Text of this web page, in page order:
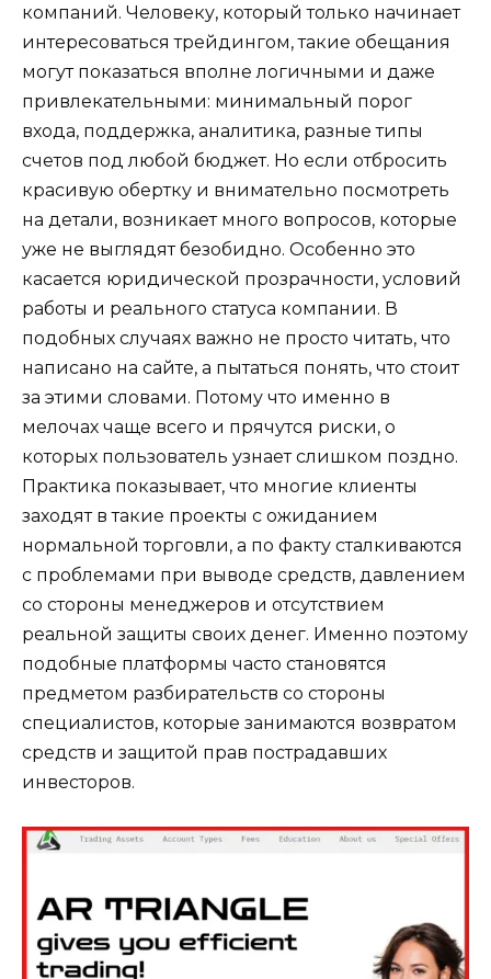
компаний. Человеку, который только начинает
интересоваться трейдингом, такие обещания
могут показаться вполне логичными и даже
привлекательными: минимальный порог
входа, поддержка, аналитика, разные типы
счетов под любой бюджет. Но если отбросить
красивую обертку и внимательно посмотреть
на детали, возникает много вопросов, которые
уже не выглядят безобидно. Особенно это
касается юридической прозрачности, условий
работы и реального статуса компании. В
подобных случаях важно не просто читать, что
написано на сайте, а пытаться понять, что стоит
за этими словами. Потому что именно в
мелочах чаще всего и прячутся риски, о
которых пользователь узнает слишком поздно.
Практика показывает, что многие клиенты
заходят в такие проекты с ожиданием
нормальной торговли, а по факту сталкиваются
с проблемами при выводе средств, давлением
со стороны менеджеров и отсутствием
реальной защиты своих денег. Именно поэтому
подобные платформы часто становятся
предметом разбирательств со стороны
специалистов, которые занимаются возвратом
средств и защитой прав пострадавших
инвесторов.